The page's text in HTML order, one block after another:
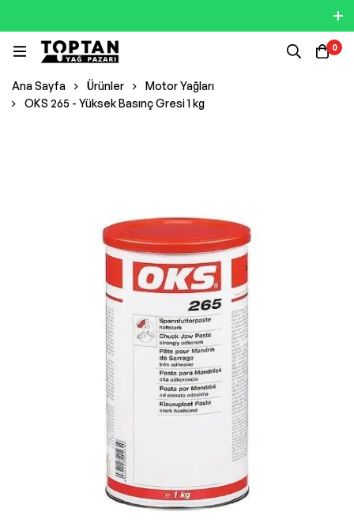
0
Ana Sayfa Ürünler
Motor Yağları
OKS 265 - Yüksek Basınç Gresi 1 kg